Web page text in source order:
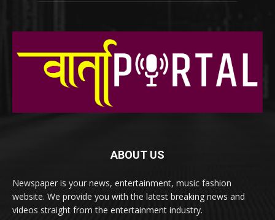
ABOUT US
Newspaper is your news, entertainment, music fashion
website. We provide you with the latest breaking news and
videos straight from the entertainment industry.